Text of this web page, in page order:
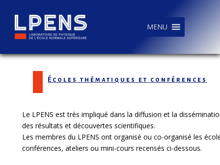
MENU
Écoles thématiques et conférences
Le LPENS est très impliqué dans la diffusion et la
des résultats et découvertes scientifiques.
Les membres du LPENS ont organisé ou co-organisé les
conférences, ateliers ou mini-cours recensés ci-dessous.